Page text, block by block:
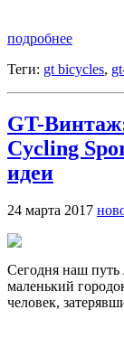
подробнее
Теги: gt bicycles,
GT-
Cycling
идеи
24 марта 2017
Сегодня наш путь
маленький
человек,